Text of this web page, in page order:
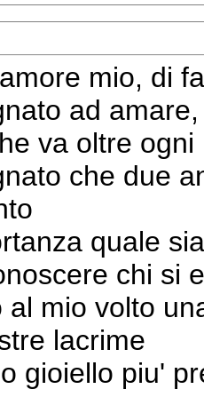
mio, di
ad amare,
va oltre
che due
quale
chi si
al mio volto
lacrime
gioiello piu'